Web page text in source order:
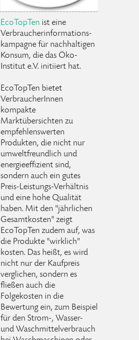
EcoTopTen ist eine
Verbraucherinformations-
kampagne für nachhaltigen
Konsum, die das Öko-
Institut e.V. initiiert hat.
EcoTopTen bietet
VerbraucherInnen
kompakte
Marktübersichten zu
empfehlenswerten
Produkten, die nicht nur
umweltfreundlich und
energieeffizient sind,
sondern auch ein gutes
Preis-Leistungs-Verhältnis
und eine hohe Qualität
haben. Mit den "jährlichen
Gesamtkosten" zeigt
EcoTopTen zudem auf, was
die Produkte "wirklich"
kosten. Das heißt, es wird
nicht nur der Kaufpreis
verglichen, sondern es
fließen auch die
Folgekosten in die
Bewertung ein, zum Beispiel
für den Strom-, Wasser-
und Waschmittelverbrauch